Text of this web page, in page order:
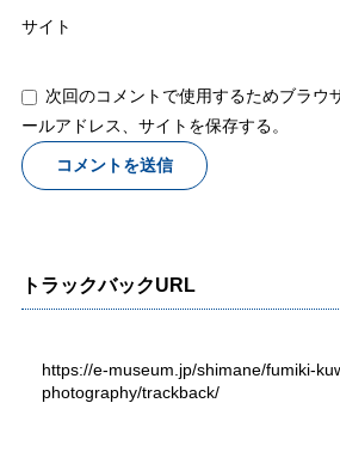
サイト
次回のコメントで使用するためブラウ
ールアドレス、サイトを保存する。
トラックバックURL
https://e-museum.jp/shimane/fumiki-
photography/trackback/